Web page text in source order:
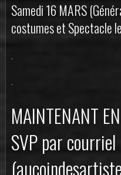
Samedi 16 MARS
costumes et Spectacle
.
.
MAINTENANT
SVP par courriel